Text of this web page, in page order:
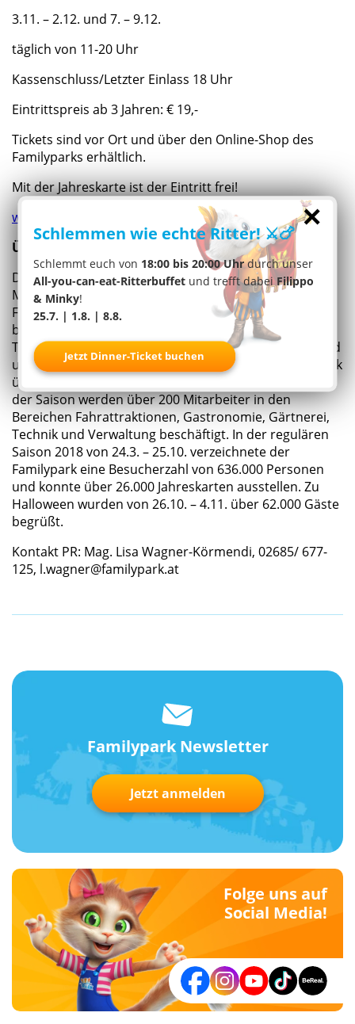
3.11. – 2.12. und 7. – 9.12.
täglich von 11-20 Uhr
Kassenschluss/Letzter Einlass 18 Uhr
Eintrittspreis ab 3 Jahren: € 19,-
Tickets sind vor Ort und über den Online-Shop des
Familyparks erhältlich.
Mit der Jahreskarte ist der Eintritt frei!
www.familypark.at/weihnachtszauber
Über den Familypark
Der Familypark der M. Müller Ges.m.b.H in St.
Margarethen im Burgenland ist Österreichs größter
Freizeitpark. Auf einem Areal von mehr als 145.000 m²
bietet der Park Attraktionen in vier unterschiedlichen
Themenwelten: Erlebnisburg, Bauernhof, Märchenwald
und Abenteuerinsel. Außerdem verfügt der Freizeitpark
über 16 verschiedene Gastronomiebereiche. Während
der Saison werden über 200 Mitarbeiter in den
Bereichen Fahrattraktionen, Gastronomie, Gärtnerei,
Technik und Verwaltung beschäftigt. In der regulären
Saison 2018 von 24.3. – 25.10. verzeichnete der
Familypark eine Besucherzahl von 636.000 Personen
und konnte über 26.000 Jahreskarten ausstellen. Zu
Halloween wurden von 26.10. – 4.11. über 62.000 Gäste
begrüßt.
Kontakt PR: Mag. Lisa Wagner-Körmendi, 02685/ 677-
125, l.wagner@familypark.at
Familypark Newsletter
Jetzt anmelden
Folge uns auf
Social Media!
×
Schlemmen wie echte Ritter! ⚔️🍗
Schlemmt euch von 18:00 bis 20:00 Uhrdurch unser
All-you-can-eat-Ritterbuffet und trefft dabeiFilippo
& Minky!
25.7. | 1.8. | 8.8.
Jetzt Dinner-Ticket buchen